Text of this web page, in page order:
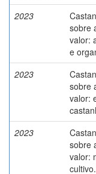
2023
sobre
valor:
e
2023
sobre
valor:
2023
sobre
valor:
cultivo.